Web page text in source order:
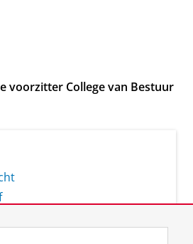
voorzitter College van Bestuur